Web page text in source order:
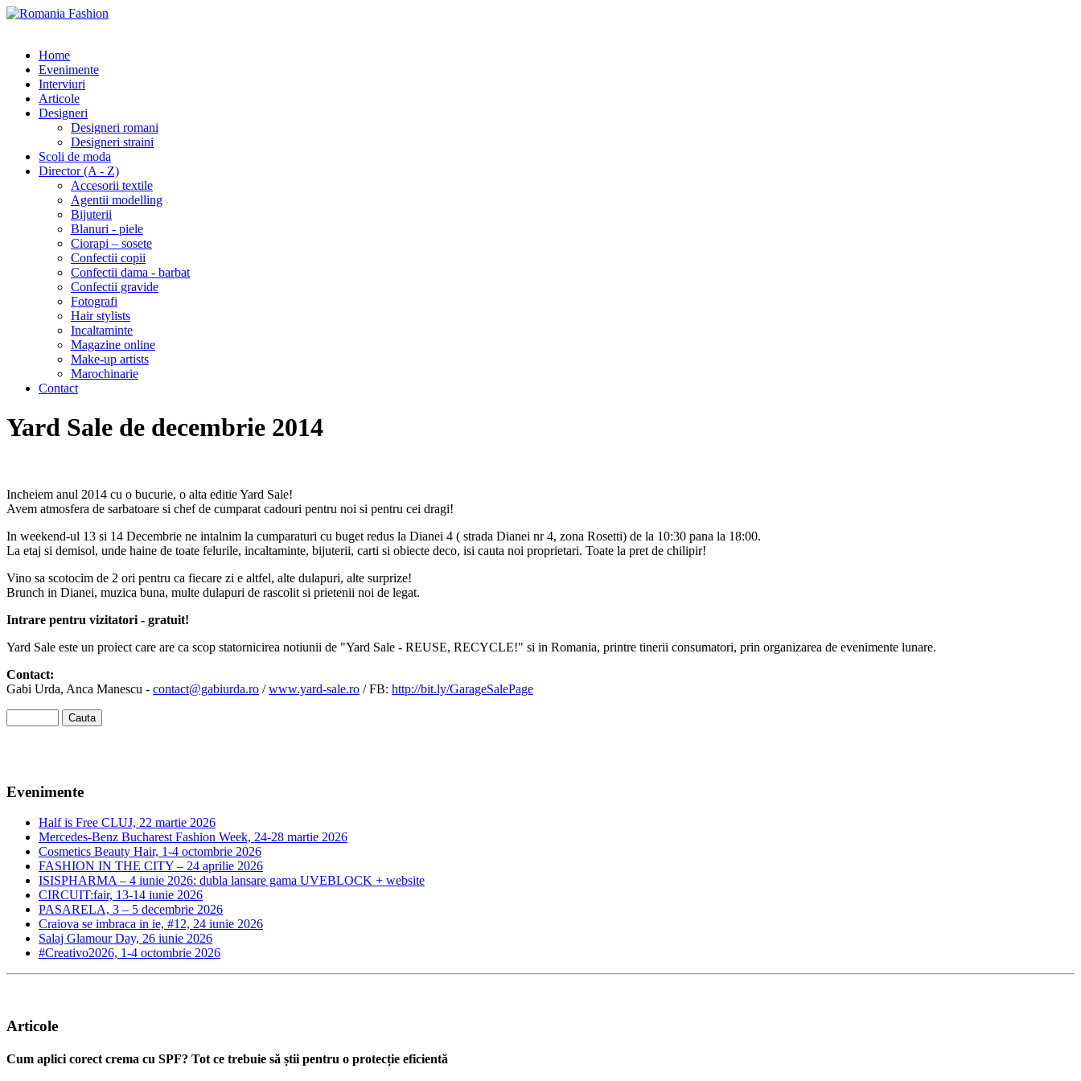
Home
Evenimente
Interviuri
Articole
Designeri
Designeri romani
Designeri straini
Scoli de moda
Director (A - Z)
Accesorii textile
Agentii modelling
Bijuterii
Blanuri - piele
Ciorapi – sosete
Confectii copii
Confectii dama - barbat
Confectii gravide
Fotografi
Hair stylists
Incaltaminte
Magazine online
Make-up artists
Marochinarie
Contact
Yard Sale de decembrie 2014
Incheiem anul 2014 cu o bucurie, o alta editie Yard Sale!
Avem atmosfera de sarbatoare si chef de cumparat cadouri pentru noi si pentru cei dragi!
In weekend-ul 13 si 14 Decembrie ne intalnim la cumparaturi cu buget redus la Dianei 4 ( strada Dianei nr 4, zona Rosetti) de la 10:30 pana la 18:00.
La etaj si demisol, unde haine de toate felurile, incaltaminte, bijuterii, carti si obiecte deco, isi cauta noi proprietari. Toate la pret de chilipir!
Vino sa scotocim de 2 ori pentru ca fiecare zi e altfel, alte dulapuri, alte surprize!
Brunch in Dianei, muzica buna, multe dulapuri de rascolit si prietenii noi de legat.
Intrare pentru vizitatori - gratuit!
Yard Sale este un proiect care are ca scop statornicirea notiunii de "Yard Sale - REUSE, RECYCLE!" si in Romania, printre tinerii consumatori, prin organizarea de evenimente lunare.
Contact:
Gabi Urda, Anca Manescu - contact@gabiurda.ro /www.yard-sale.ro / FB: http://bit.ly/GarageSalePage
Evenimente
Half is Free CLUJ, 22 martie 2026
Mercedes-Benz Bucharest Fashion Week, 24-28 martie 2026
Cosmetics Beauty Hair, 1-4 octombrie 2026
FASHION IN THE CITY – 24 aprilie 2026
ISISPHARMA – 4 iunie 2026: dubla lansare gama UVEBLOCK + website
CIRCUIT:fair, 13-14 iunie 2026
PASARELA, 3 – 5 decembrie 2026
Craiova se imbraca in ie, #12, 24 iunie 2026
Salaj Glamour Day, 26 iunie 2026
#Creativo2026, 1-4 octombrie 2026
Articole
Cum aplici corect crema cu SPF? Tot ce trebuie să știi pentru o protecție eficientă